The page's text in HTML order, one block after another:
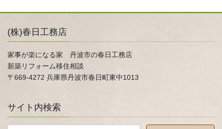
(株)春日工務店
家事が楽になる家 丹波市の春日工務店
新築リフォーム移住相談
〒669-4272 兵庫県丹波市春日町東中1013
サイト内検索